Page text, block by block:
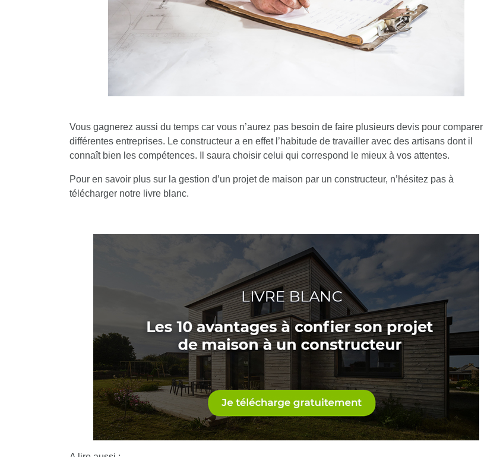
Vous gagnerez aussi du temps car vous n’aurez pas besoin de faire plusieurs devis pour comparer
différentes entreprises. Le constructeur a en effet l’habitude de travailler avec des artisans dont il
connaît bien les compétences.
Il saura choisir celui qui correspond le mieux à vos attentes.
Pour en savoir plus sur la gestion d’un projet de maison par un constructeur, n’hésitez pas à
télécharger notre livre blanc.